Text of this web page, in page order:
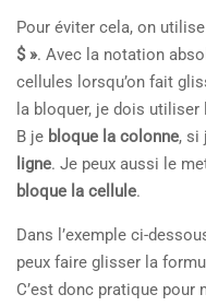
Pour éviter cela, on
$ ». Avec la notation
cellules lorsqu’on fait
la bloquer, je dois
B je bloque la colonne, si
ligne. Je peux aussi le
bloque la cellule.
Dans l’exemple ci-
peux faire glisser la
C’est donc pratique pour